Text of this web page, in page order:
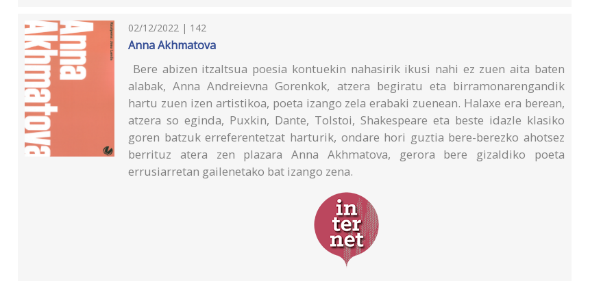
02/12/2022 | 142
Anna Akhmatova
Bere abizen itzaltsua poesia kontuekin nahasirik ikusi nahi ez zuen aita baten
alabak, Anna Andreievna Gorenkok, atzera begiratu eta birramonarengandik
hartu zuen izen artistikoa, poeta izango zela erabaki zuenean. Halaxe era berean,
atzera so eginda, Puxkin, Dante, Tolstoi, Shakespeare eta beste idazle klasiko
goren batzuk erreferentetzat harturik, ondare hori guztia bere-berezko ahotsez
berrituz atera zen plazara Anna Akhmatova, gerora bere gizaldiko poeta
errusiarretan gailenetako bat izango zena.